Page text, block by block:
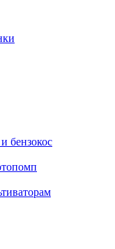
бензокос